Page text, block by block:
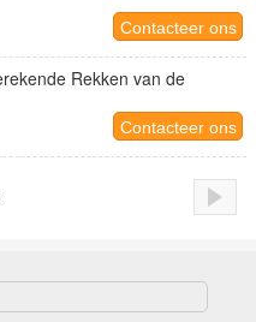
Contacteer ons
Rekken van de
Contacteer ons